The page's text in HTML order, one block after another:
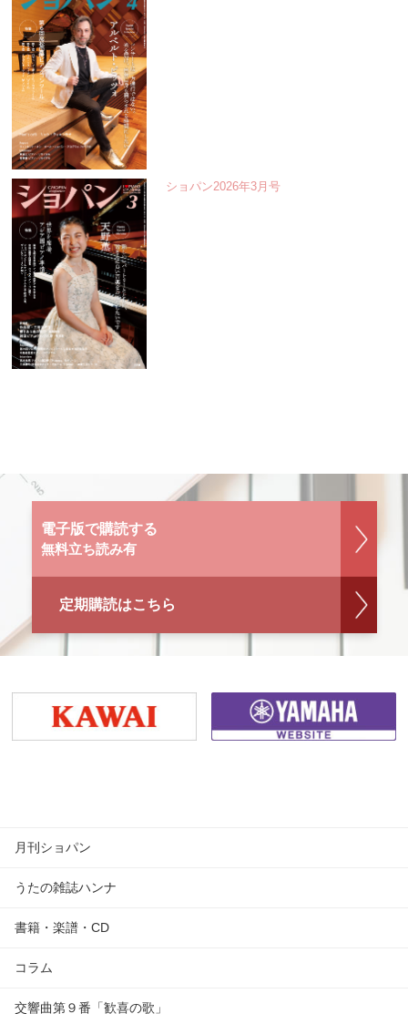
ショパン2026年3月号
電子版で購読する
無料立ち読み有
定期購読はこちら
月刊ショパン
うたの雑誌ハンナ
書籍・楽譜・CD
コラム
交響曲第９番「歓喜の歌」